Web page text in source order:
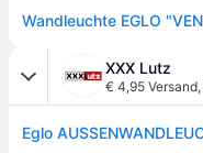
XXX Lutz
€ 4,95 Versand,